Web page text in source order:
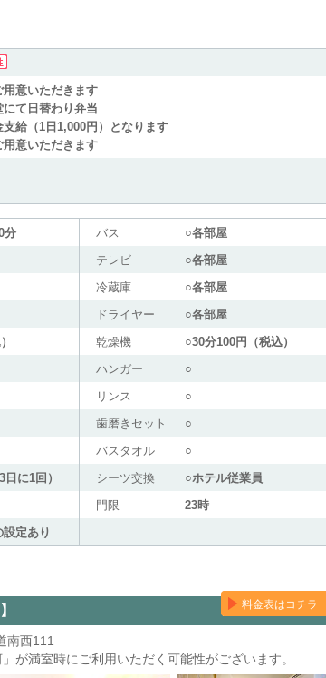
意いただきます
て日替わり弁当
給（1日1,000円）となります
意いただきます
分 バス
○各部屋
テレビ
○各部屋
冷蔵庫
○各部屋
ドライヤー
○各部屋
乾燥機
○30分100円（税込）
ハンガー
○
リンス
○
歯磨きセット
○
バスタオル
○
に1回） シーツ交換
○ホテル従業員
門限
23時
定あり
料金表はコチラ
南西111
が満室時にご利用いただく可能性がございます。